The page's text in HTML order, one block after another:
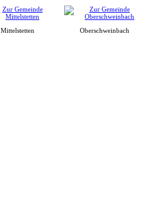
Mittelstetten Oberschweinbach